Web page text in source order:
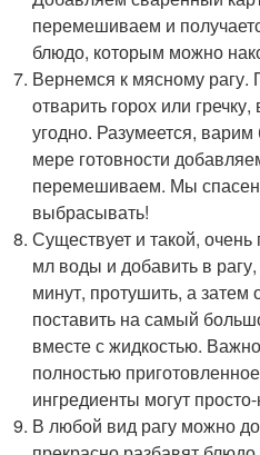
перемешиваем и
блюдо, которым можно
Вернемся к мясному
отварить горох или
угодно. Разумеется,
мере готовности
перемешиваем. Мы
выбрасывать!
Существует и такой, очень
мл воды и добавить в
минут, протушить, а затем
поставить на самый
вместе с жидкостью.
полностью
ингредиенты могут
В любой вид рагу можно